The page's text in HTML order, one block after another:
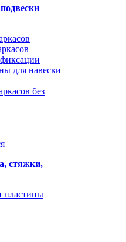
для навески
без
стяжки,
пластины